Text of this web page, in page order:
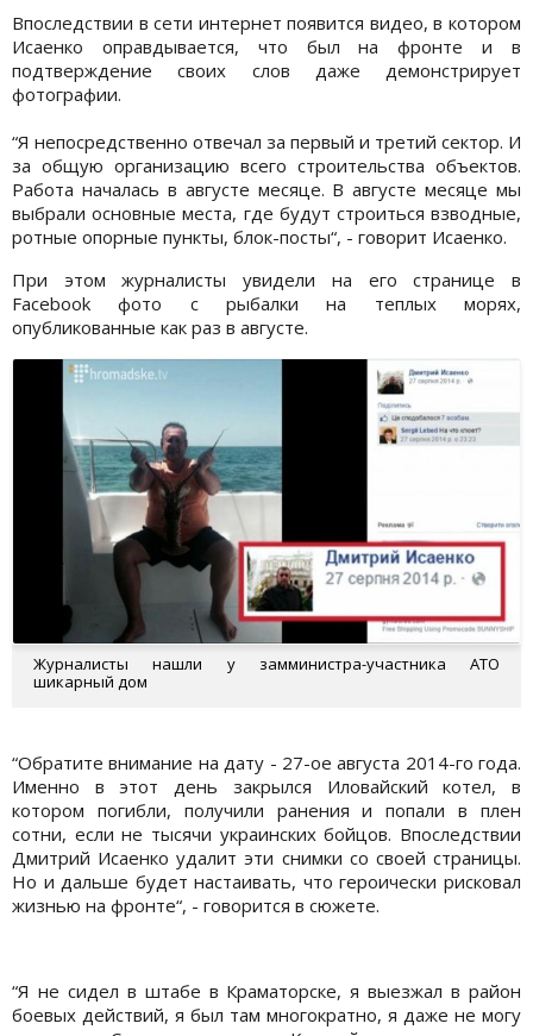
Впоследствии в сети интернет появится видео, в котором
Исаенко оправдывается, что был на фронте и в
подтверждение своих слов даже демонстрирует
фотографии.
“Я непосредственно отвечал за первый и третий сектор. И
за общую организацию всего строительства объектов.
Работа началась в августе месяце. В августе месяце мы
выбрали основные места, где будут строиться взводные,
ротные опорные пункты, блок-посты“, - говорит Исаенко.
При этом журналисты увидели на его странице в
Facebook фото с рыбалки на теплых морях,
опубликованные как раз в августе.
Журналисты нашли у замминистра-участника АТО
шикарный дом
“Обратите внимание на дату - 27-ое августа 2014-го года.
Именно в этот день закрылся Иловайский котел, в
котором погибли, получили ранения и попали в плен
сотни, если не тысячи украинских бойцов. Впоследствии
Дмитрий Исаенко удалит эти снимки со своей страницы.
Но и дальше будет настаивать, что героически рисковал
жизнью на фронте“, - говорится в сюжете.
“Я не сидел в штабе в Краматорске, я выезжал в район
боевых действий, я был там многократно, я даже не могу